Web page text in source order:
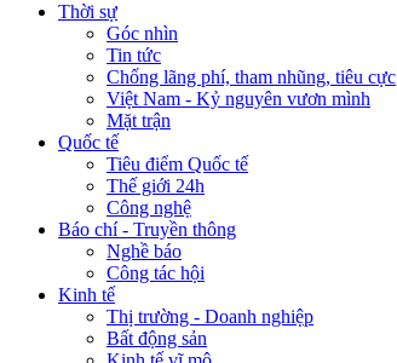
Thời sự
Góc nhìn
Tin tức
Chống lãng phí, tham nhũng, tiêu cực
Việt Nam - Kỷ nguyên vươn mình
Mặt trận
Quốc tế
Tiêu điểm Quốc tế
Thế giới 24h
Công nghệ
Báo chí - Truyền thông
Nghề báo
Công tác hội
Kinh tế
Thị trường - Doanh nghiệp
Bất động sản